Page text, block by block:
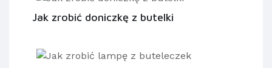
Jak zrobić doniczkę z butelki